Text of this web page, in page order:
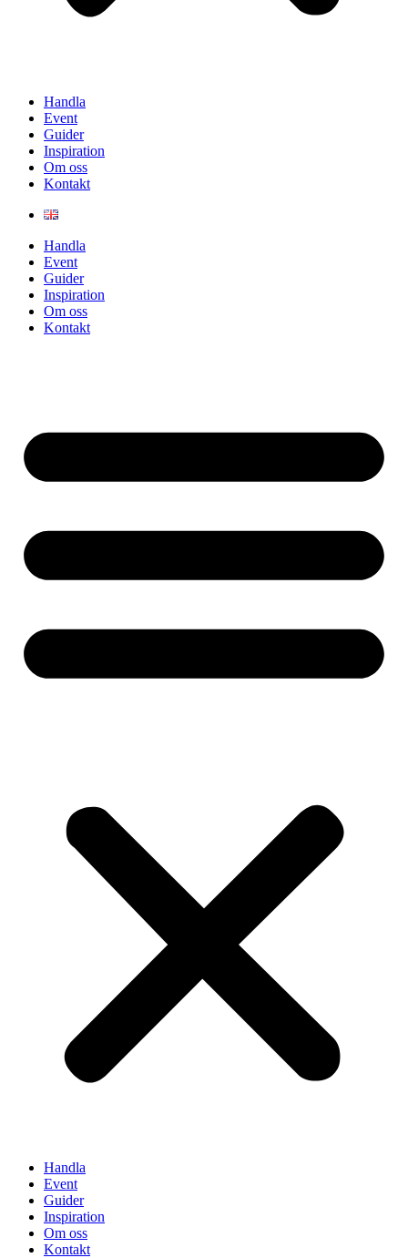
Handla
Event
Guider
Inspiration
Om oss
Kontakt
Handla
Event
Guider
Inspiration
Om oss
Kontakt
Handla
Event
Guider
Inspiration
Om oss
Kontakt